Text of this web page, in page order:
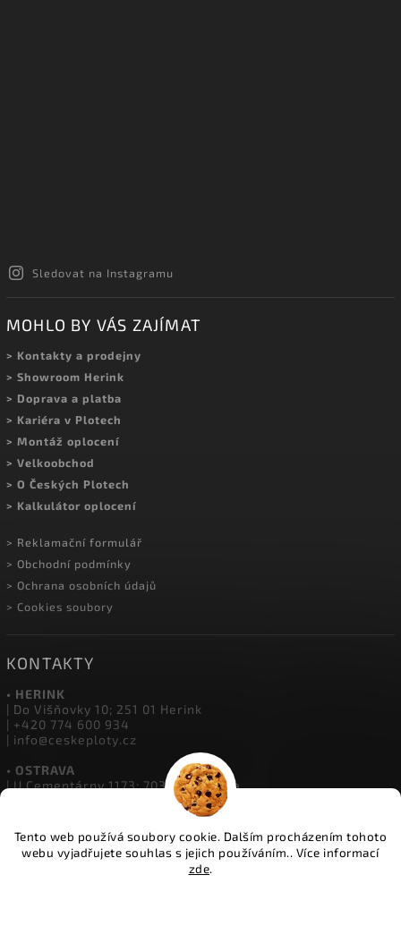
Tento web používá soubory cookie. Dalším procházením tohoto
webu vyjadřujete souhlas s jejich používáním.. Více informací
zde.
Sledovat na Instagramu
MOHLO BY VÁS ZAJÍMAT
> Kontakty a prodejny
> Showroom Herink
> Doprava a platba
> Kariéra v Plotech
> Montáž oplocení
> Velkoobchod
> O Českých Plotech
> Kalkulátor oplocení
> Reklamační formulář
> Obchodní podmínky
> Ochrana osobních údajů
> Cookies soubory
KONTAKTY
• HERINK
| Do Višňovky 10; 251 01 Herink
| +420 774 600 934
| info@ceskeploty.cz
• OSTRAVA
| U Cementárny 1173; 703 00 Ostrava
• ŽIDNĚVES
| Židněves 67; 294 06 Židněves